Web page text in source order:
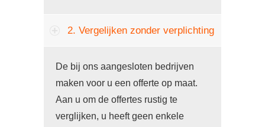
2. Vergelijken zonder verplichting
De bij ons aangesloten bedrijven
maken voor u een offerte op maat.
Aan u om de offertes rustig te
verglijken, u heeft geen enkele